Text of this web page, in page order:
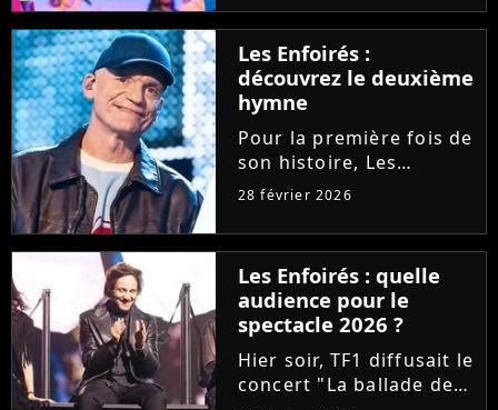
le public peut
désormais se procurer
le CD/DVD au profit des
Restos du Coeur, ce
célèbre...
Les Enfoirés :
découvrez le deuxième
hymne
Pour la première fois de
son histoire, Les
Enfoirés ont le droit à
année. Après "Tout se
casse" par Santa,
découvrez la chanson
"L'île aux trésors",
signée Gaëtan...
28 février 2026
Les Enfoirés : quelle
audience pour le
spectacle 2026 ?
Hier soir, TF1 diffusait le
concert "La ballade des